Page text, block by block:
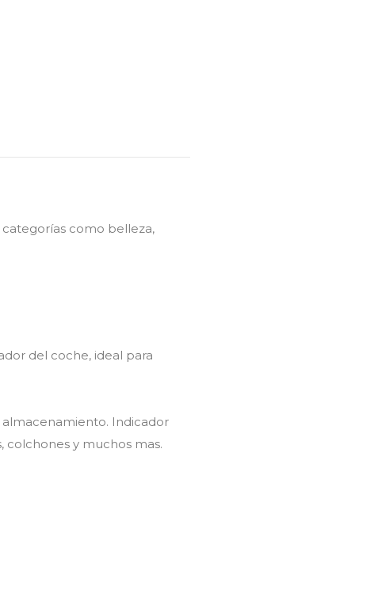
como belleza,
del coche, ideal para
Indicador
colchones y muchos mas.